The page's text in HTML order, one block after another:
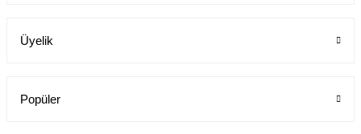
Üyelik
Popüler